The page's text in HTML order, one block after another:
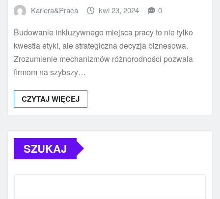
Kariera&Praca kwi 23, 2024 0
Budowanie inkluzywnego miejsca pracy to nie tylko
kwestia etyki, ale strategiczna decyzja biznesowa.
Zrozumienie mechanizmów różnorodności pozwala
firmom na szybszy…
CZYTAJ WIĘCEJ
SZUKAJ